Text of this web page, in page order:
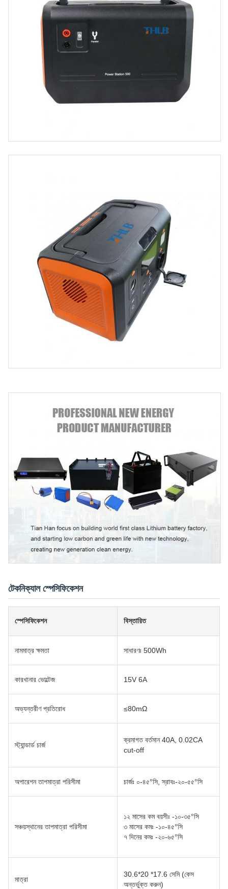
টেকনিক্যাল স্পেসিফিকেশন
স্পেসিফিকেশন বিস্তারিত
নামমাত্র ক্ষমতা সাধারণঃ 500Wh
কারখানার ভোল্টেজ 15V 6A
অভ্যন্তরীণ প্রতিরোধ ≤80mΩ
স্ট্যান্ডার্ড চার্জ
ক্রমাগত বর্তমান 40A, 0.02CA
cut-off
অপারেশন তাপমাত্রা পরিসীমা চার্জঃ ০-৪৫°সি, স্রাবঃ-২০-৫৫°সি
সঞ্চয়স্থানের তাপমাত্রা পরিসীমা
১২ মাসের কম বয়সীঃ -১০-৩৫°সি
৩ মাসের কমঃ -১০-৪৫°সি
৭ দিনের কমঃ -২০-৬৫°সি
মাত্রা
30.6*20 *17.6 সেমি (কেস
অন্তর্ভুক্ত করুন)